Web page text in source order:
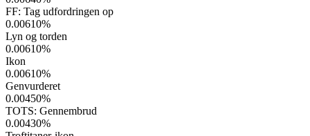
FF: Tag udfordringen op
0.00610%
Lyn og torden
0.00610%
Ikon
0.00610%
Genvurderet
0.00450%
TOTS: Gennembrud
0.00430%